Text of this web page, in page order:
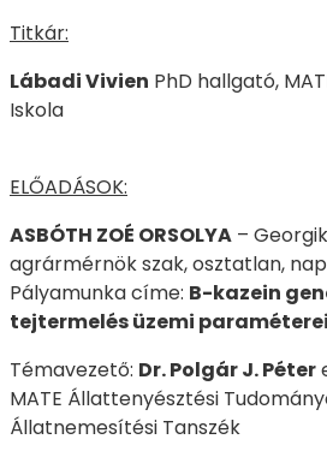
Titkár:
Lábadi Vivien PhD hallgató,
Iskola
ELŐADÁSOK:
ASBÓTH ZOÉ ORSOLYA –
agrármérnök szak, osztatlan,
Pályamunka címe: B-kazein
tejtermelés üzemi
Témavezető: Dr. Polgár J. Péter
MATE Állattenyésztési
Állatnemesítési Tanszék